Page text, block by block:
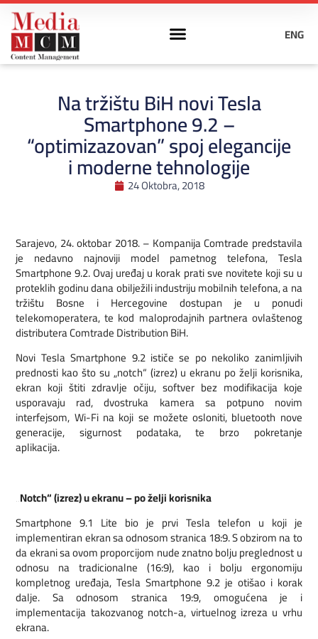
ENG
Na tržištu BiH novi Tesla
Smartphone 9.2 –
“optimizazovan” spoj elegancije
i moderne tehnologije
24 Oktobra, 2018
Sarajevo, 24. oktobar 2018. – Kompanija Comtrade predstavila
je nedavno najnoviji model pametnog telefona, Tesla
Smartphone 9.2. Ovaj uređaj u korak prati sve novitete koji su u
proteklih godinu dana obilježili industriju mobilnih telefona, a na
tržištu Bosne i Hercegovine dostupan je u ponudi
telekomoperatera, te kod maloprodajnih partnera ovlaštenog
distributera Comtrade Distribution BiH.
Novi Tesla Smartphone 9.2 ističe se po nekoliko zanimljivih
prednosti kao što su „notch“ (izrez) u ekranu po želji korisnika,
ekran koji štiti zdravlje očiju, softver bez modifikacija koje
usporavaju rad, dvostruka kamera sa potpuno novim
interfejsom, Wi-Fi na koji se možete osloniti, bluetooth nove
generacije, sigurnost podataka, te brzo pokretanje
aplikacija.
„Notch“ (izrez) u ekranu – po želji korisnika
Smartphone 9.1 Lite bio je prvi Tesla telefon u koji je
implementiran ekran sa odnosom stranica 18:9. S obzirom na to
da ekrani sa ovom proporcijom nude znatno bolju preglednost u
odnosu na tradicionalne (16:9), kao i bolju ergonomiju
kompletnog uređaja, Tesla Smartphone 9.2 je otišao i korak
dalje. Sa odnosom stranica 19:9, omogućena je i
implementacija takozvanog notch-a, virtuelnog izreza u vrhu
ekrana.